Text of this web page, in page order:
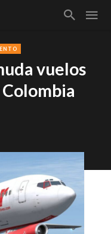
vuelos